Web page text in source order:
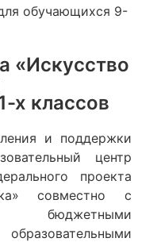
обучающихся 9-
«Искусство
х классов
и поддержки
центр
проекта
совместно с
бюджетными